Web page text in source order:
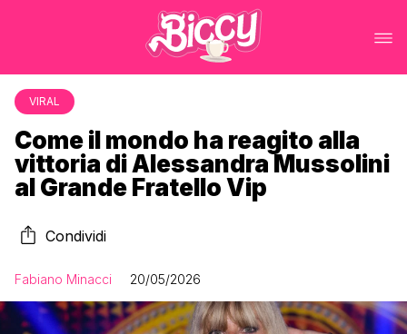
VIRAL
Come il mondo ha reagito alla
vittoria di Alessandra Mussolini
al Grande Fratello Vip
Condividi
Fabiano Minacci 20/05/2026